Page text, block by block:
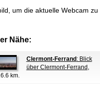
um die aktuelle Webcam zu
Nähe:
Clermont-Ferrand : Blick
über Clermont-Ferrand ,
km.